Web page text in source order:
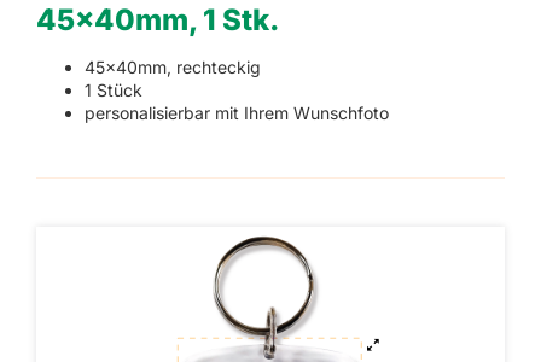
45x40mm, 1 Stk.
45x40mm, rechteckig
1 Stück
personalisierbar mit Ihrem Wunschfoto